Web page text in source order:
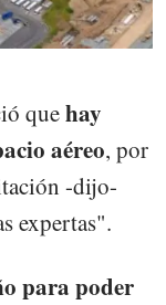
quehay
aéreo, por
-dijo-
expertas".
para poder